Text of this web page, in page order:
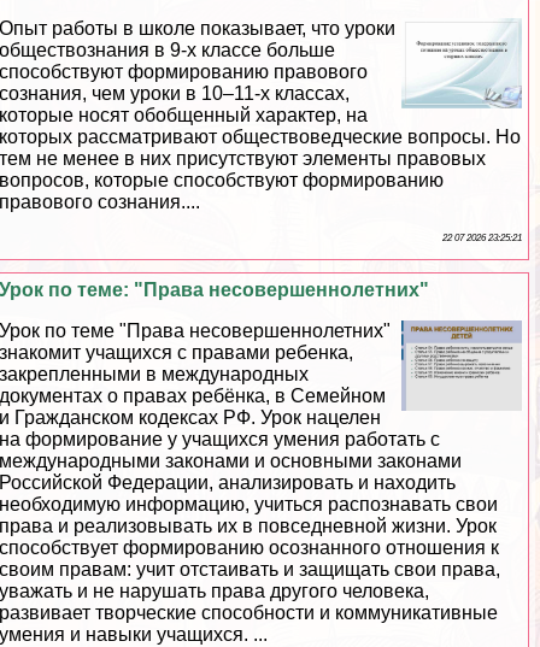
Опыт работы в школе показывает, что уроки
обществознания в 9-х классе больше
способствуют формированию правового
сознания, чем уроки в 10–11-х классах,
которые носят обобщенный хаpaктер, на
которых рассматривают обществоведческие вопросы. Но
тем не менее в них присутствуют элементы правовых
вопросов, которые способствуют формированию
правового сознания....
22 07 2026 23:25:21
Урок по теме: "Права несовершеннолетних"
Урок по теме "Права несовершеннолетних"
знакомит учащихся с правами ребенка,
закрепленными в международных
документах о правах ребёнка, в Семейном
и Гражданском кодексах РФ. Урок нацелен
на формирование у учащихся умения работать с
международными законами и основными законами
Российской Федерации, анализировать и находить
необходимую информацию, учиться распознавать свои
права и реализовывать их в повседневной жизни. Урок
способствует формированию осознанного отношения к
своим правам: учит отстаивать и защищать свои права,
уважать и не нарушать права другого человека,
развивает творческие способности и коммуникативные
умения и навыки учащихся. ...